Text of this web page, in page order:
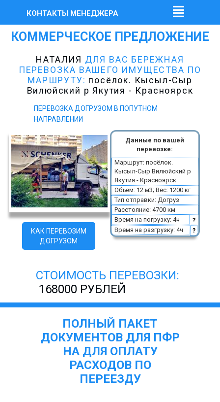
КОНТАКТЫ МЕНЕДЖЕРА
КОММЕРЧЕСКОЕ ПРЕДЛОЖЕНИЕ
НАТАЛИЯ ДЛЯ ВАС БЕРЕЖНАЯ
ПЕРЕВОЗКА ВАШЕГО ИМУЩЕСТВА ПО
МАРШРУТУ: посёлок. Кысыл-Сыр
Вилюйский р Якутия - Красноярск
КАК ПЕРЕВОЗИМ
ДОГРУЗОМ
Данные по вашей
перевозке:
Маршрут: посёлок.
Кысыл-Сыр Вилюйский р
Якутия - Красноярск
Объем: 12 м3; Вес: 1200 кг
Тип отправки: Догруз
Расстояние: 4700 км
Время на погрузку: 4ч
?
Время на разгрузку: 4ч ?
ПЕРЕВОЗКА ДОГРУЗОМ В ПОПУТНОМ
НАПРАВЛЕНИИ
СТОИМОСТЬ ПЕРЕВОЗКИ:
168000 РУБЛЕЙ
ПОЛНЫЙ ПАКЕТ
ДОКУМЕНТОВ ДЛЯ ПФР
НА ДЛЯ ОПЛАТУ
РАСХОДОВ ПО
ПЕРЕЕЗДУ